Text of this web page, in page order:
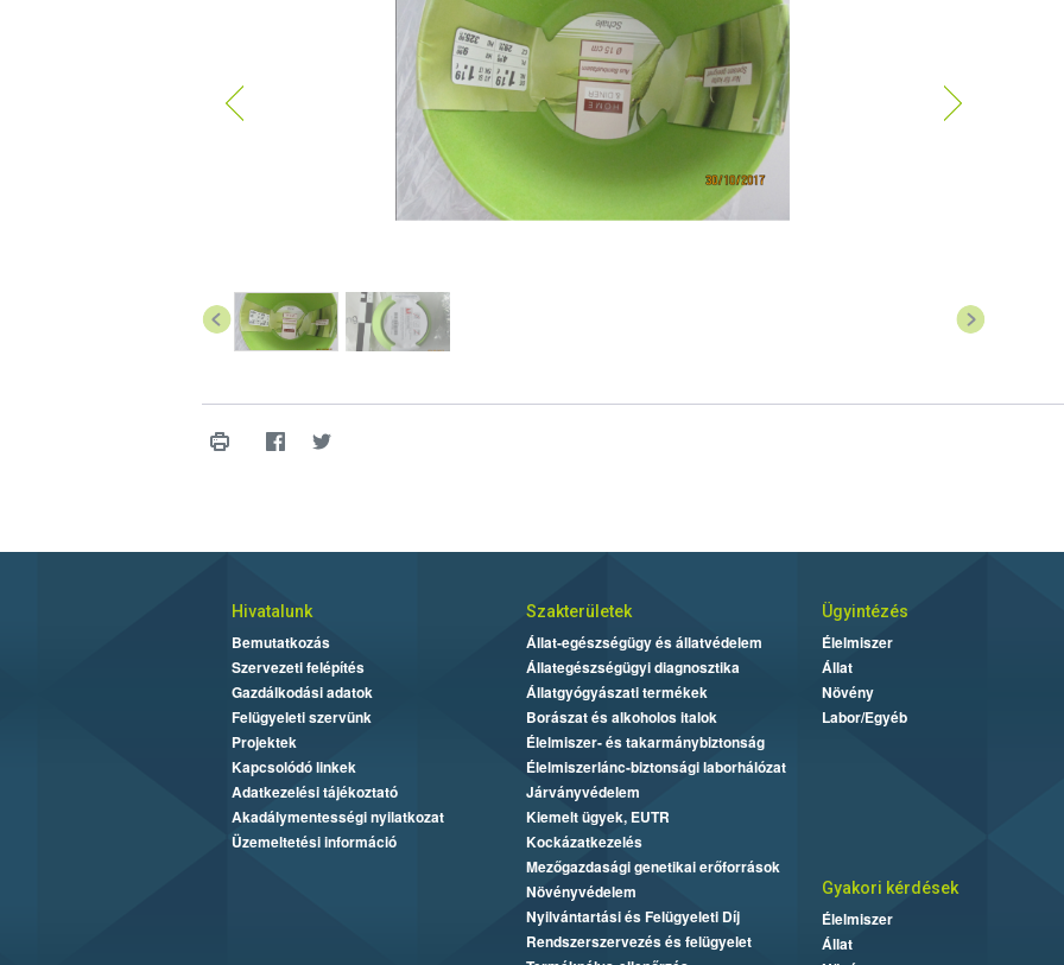
Hivatalunk
Bemutatkozás
Szervezeti felépítés
Gazdálkodási adatok
Felügyeleti szervünk
Projektek
Kapcsolódó linkek
Adatkezelési tájékoztató
Akadálymentességi nyilatkozat
Üzemeltetési információ
Szakterületek
Állat-egészségügy és állatvédelem
Állategészségügyi diagnosztika
Állatgyógyászati termékek
Borászat és alkoholos italok
Élelmiszer- és takarmánybiztonság
Élelmiszerlánc-biztonsági laborhálózat
Járványvédelem
Kiemelt ügyek, EUTR
Kockázatkezelés
Mezőgazdasági genetikai erőforrások
Növényvédelem
Nyilvántartási és Felügyeleti Díj
Rendszerszervezés és felügyelet
Ügyintézés
Élelmiszer
Állat
Növény
Labor/Egyéb
Gyakori kérdések
Élelmiszer
Állat